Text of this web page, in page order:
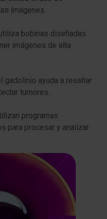
imágenes.
bobinas diseñadas
imágenes de alta
gadolinio ayuda a resaltar
tumores.
programas
para procesar y analizar